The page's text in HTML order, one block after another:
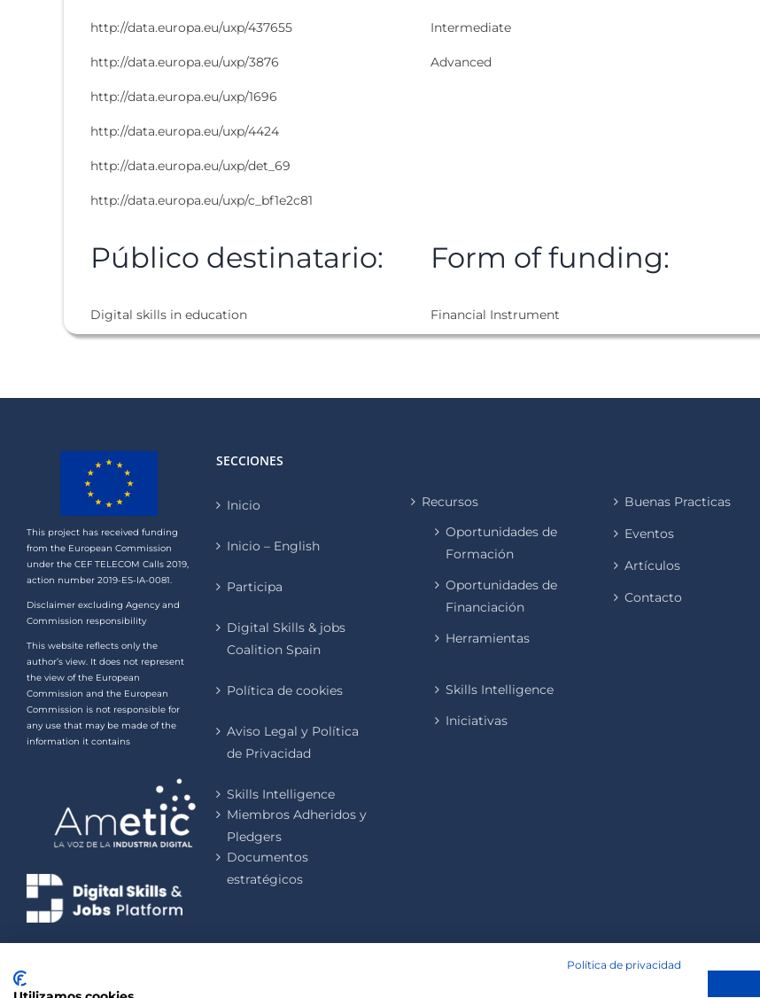
http://data.europa.eu/uxp/437655
http://data.europa.eu/uxp/3876
http://data.europa.eu/uxp/1696
http://data.europa.eu/uxp/4424
http://data.europa.eu/uxp/det_69
http://data.europa.eu/uxp/c_bf1e2c81
Intermediate
Advanced
Público destinatario:
Digital skills in education
Form of funding:
Financial Instrument
This project has received funding
from the European Commission
under the CEF TELECOM Calls 2019,
action number 2019-ES-IA-0081.
Disclaimer excluding Agency and
Commission responsibility
This website reflects only the
author’s view. It does not represent
the view of the European
Commission and the European
Commission is not responsible for
any use that may be made of the
information it contains
SECCIONES
Inicio
Inicio – English
Participa
Digital Skills & jobs
Coalition Spain
Política de cookies
Aviso Legal y Política
de Privacidad
Skills Intelligence
Miembros Adheridos y
Pledgers
Documentos
estratégicos
Recursos
Oportunidades de
Formación
Oportunidades de
Financiación
Herramientas
Skills Intelligence
Iniciativas
Buenas Practicas
Eventos
Artículos
Contacto
Política de privacidad